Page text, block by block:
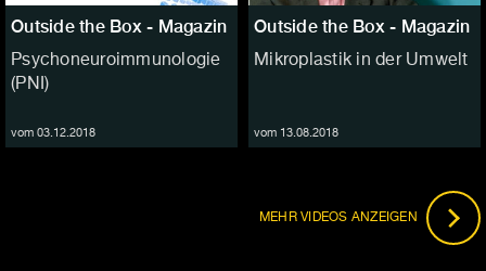
Outside the Box - Magazin
Psychoneuroimmunologie
(PNI)
vom 03.12.2018
Outside the Box - Magazin
Mikroplastik in der Umwelt
vom 13.08.2018
MEHR VIDEOS ANZEIGEN